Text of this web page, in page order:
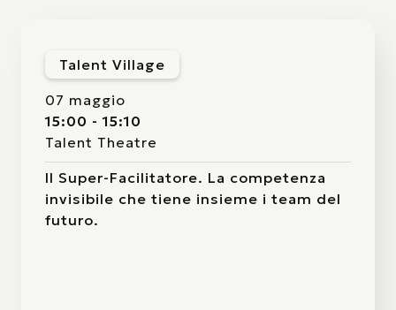
Talent Village
07 maggio
15:00 - 15:10
Talent Theatre
Il Super-Facilitatore. La competenza
invisibile che tiene insieme i team del
futuro.